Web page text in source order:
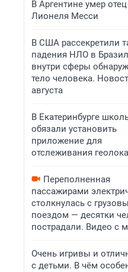
В Аргентине умер отец
Лионеля Месси
В США рассекретили
падения НЛО в
внутри сферы
тело человека.
августа
В Екатеринбурге
обязали установить
приложение для
отслеживания
Переполненная
пассажирами
столкнулась с
поездом — десятки
пострадали. Видео с
Очень игривы и
с детьми. В чём